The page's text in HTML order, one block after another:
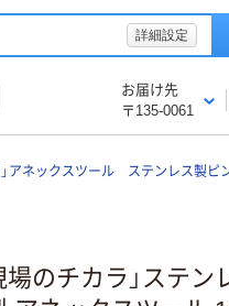
詳細設定
お届け先
〒135-0061
」アネックスツール ステンレス製ピ
のチカラ」ステン